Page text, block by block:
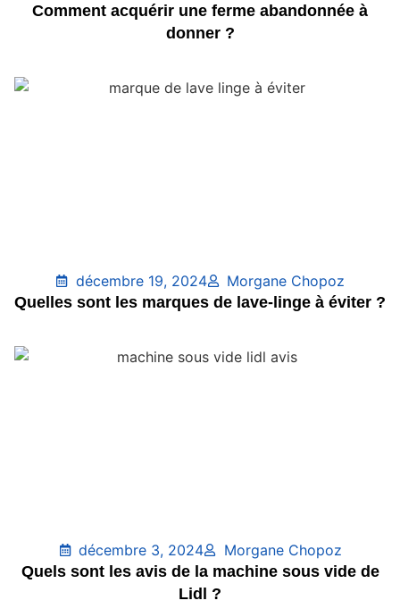
Comment acquérir une ferme abandonnée à
donner ?
décembre 19, 2024
Morgane Chopoz
Quelles sont les marques de lave-linge à éviter ?
décembre 3, 2024
Morgane Chopoz
Quels sont les avis de la machine sous vide de
Lidl ?